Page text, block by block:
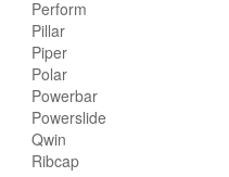
Perform
Pillar
Piper
Polar
Powerbar
Powerslide
Qwin
Ribcap